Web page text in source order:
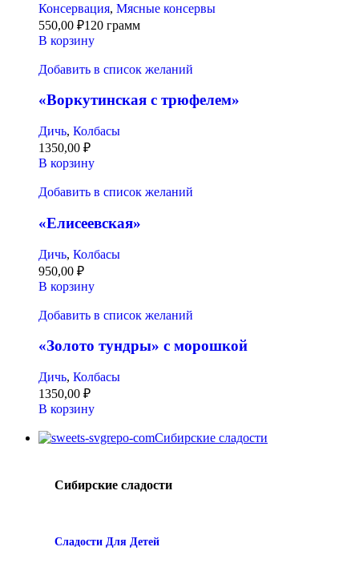
Консервация, Мясные консервы
550,00 ₽120 грамм
В корзину
Добавить в список желаний
«Воркутинская с трюфелем»
Дичь, Колбасы
1350,00 ₽
В корзину
Добавить в список желаний
«Елисеевская»
Дичь, Колбасы
950,00 ₽
В корзину
Добавить в список желаний
«Золото тундры» с морошкой
Дичь, Колбасы
1350,00 ₽
В корзину
Сибирские сладости
Сибирские сладости
Сладости Для Детей